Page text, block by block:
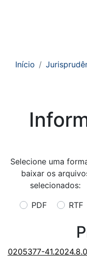
Início
Selecione uma
baixar os
selecionados:
PDF
RTF
0205377-